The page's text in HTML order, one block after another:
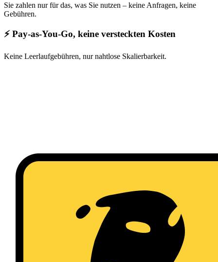
Sie zahlen nur für das, was Sie nutzen – keine Anfragen, keine
Gebühren.
⚡ Pay-as-You-Go, keine versteckten Kosten
Keine Leerlaufgebühren, nur nahtlose Skalierbarkeit.